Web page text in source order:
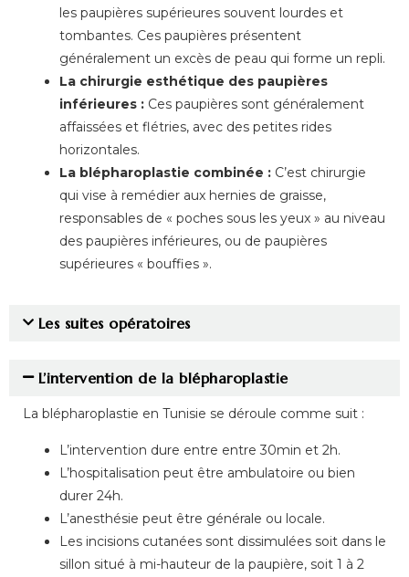
les paupières supérieures souvent lourdes et
tombantes. Ces paupières présentent
généralement un excès de peau qui forme un repli.
La chirurgie esthétique des paupières
inférieures : Ces paupières sont généralement
affaissées et flétries, avec des petites rides
horizontales.
La blépharoplastie combinée : C’est chirurgie
qui vise à remédier aux hernies de graisse,
responsables de « poches sous les yeux » au niveau
des paupières inférieures, ou de paupières
supérieures « bouffies ».
Les suites opératoires
L’intervention de la blépharoplastie
La blépharoplastie en Tunisie se déroule comme suit :
L’intervention dure entre entre 30min et 2h.
L’hospitalisation peut être ambulatoire ou bien
durer 24h.
L’anesthésie peut être générale ou locale.
Les incisions cutanées sont dissimulées soit dans le
sillon situé à mi-hauteur de la paupière, soit 1 à 2